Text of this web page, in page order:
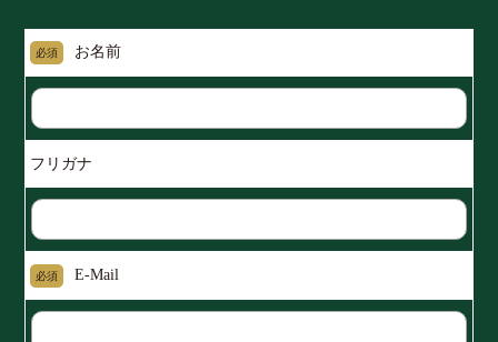
必須 お名前
フリガナ
必須 E-Mail